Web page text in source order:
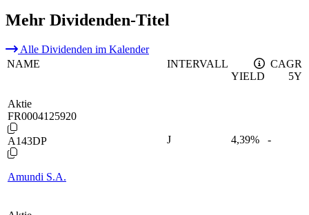
Mehr Dividenden-Titel
Alle Dividenden im Kalender
NAME
INTERVALL
YIELD
CAGR
5Y
Aktie
FR0004125920
A143DP
Amundi S.A.
J 4,39% -